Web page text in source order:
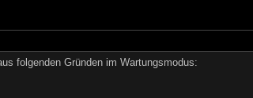
folgenden Gründen im Wartungsmodus: